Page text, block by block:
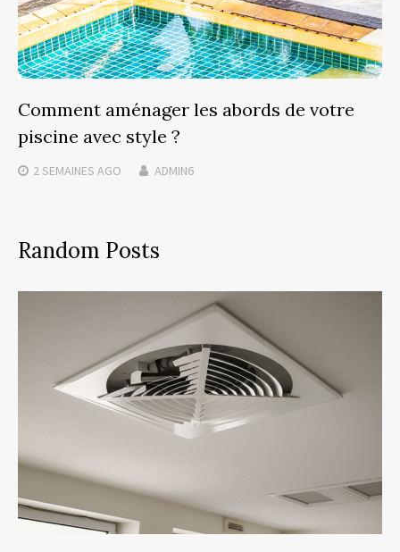
Comment aménager les abords de votre
piscine avec style ?
2 SEMAINES AGO ADMIN6
Random Posts